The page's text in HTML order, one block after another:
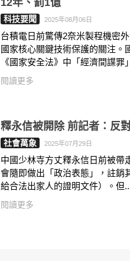
12年、罰1億
科技要聞 2025年08月06日
台積電日前驚傳2奈米製程機密
國家核心關鍵技術保護的關注。
《國家安全法》中「經濟間諜罪
閱讀更多
釋永信被開除 前記者：反
社會萬象 2025年07月29日
中國少林寺方丈釋永信日前被帶
會隨即做出「政治表態」，註銷
給合法出家人的證明文件）。但
閱讀更多